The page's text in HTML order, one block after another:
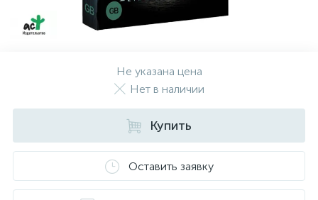
Не указана цена
Нет в наличии
Купить
Оставить заявку